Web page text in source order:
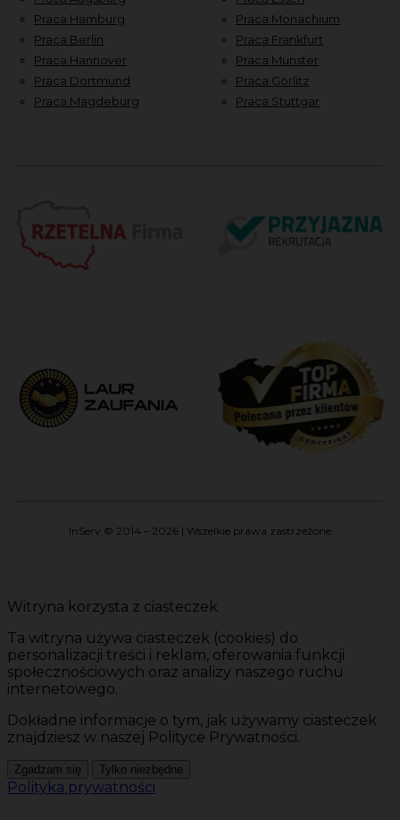
Praca Hamburg
Praca Berlin
Praca Hannover
Praca Dortmund
Praca Magdeburg
Praca Monachium
Praca Frankfurt
Praca Munster
Praca Görlitz
Praca Stuttgar
InServ © 2014 – 2026 | Wszelkie prawa zastrzeżone
Witryna korzysta z ciasteczek
Ta witryna używa ciasteczek (cookies) do
personalizacji treści i reklam, oferowania funkcji
społecznościowych oraz analizy naszego ruchu
internetowego.
Dokładne informacje o tym, jak używamy ciasteczek
znajdziesz w naszej Polityce Prywatności.
Zgadzam się Tylko niezbędne
Polityka prywatności